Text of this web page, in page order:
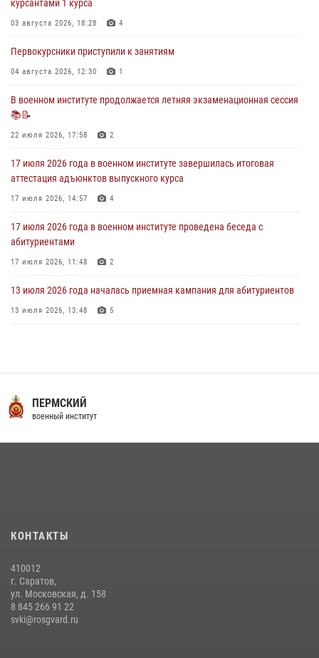
экзамен по вождению
29 июля 2026, 06:41 6
28 июля 2026 года в военном институте организована беседа и
праздничный молебен
В военном институте завершается летняя экзаменационная сессия
28 июля 2026, 10:41
курсантами 1 курса
03 августа 2026, 18:28 4
Первокурсники приступили к занятиям
04 августа 2026, 12:30 1
В военном институте продолжается летняя экзаменационная сессия
📚📝
22 июля 2026, 17:58 2
17 июля 2026 года в военном институте завершилась итоговая
аттестация адъюнктов выпускного курса
17 июля 2026, 14:57 4
17 июля 2026 года в военном институте проведена беседа с
абитуриентами
17 июля 2026, 11:48 2
13 июля 2026 года началась приемная кампания для абитуриентов
13 июля 2026, 13:48 5
16 июля 2026, 12:29 3
29 июля 2026 года в военном институте состоялась церемония
приведения военнослужащих к Военной присяге
31 июля 2026, 12:08
ПЕРМСКИЙ
военный институт
КОНТАКТЫ
410012
г. Саратов,
ул. Московская, д. 158
8 845 266 91 22
svki@rosgvard.ru